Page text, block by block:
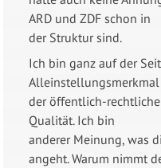
ARD und ZDF schon in
der Struktur sind.
Ich bin ganz auf der
Alleinstellungsmerkmal
der öffentlich-
Qualität. Ich bin
anderer Meinung, was
angeht. Warum nimmt